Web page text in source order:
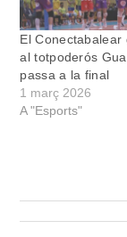
El Conectabalear
al totpoderós
passa a la final
1 març 2026
A "Esports"